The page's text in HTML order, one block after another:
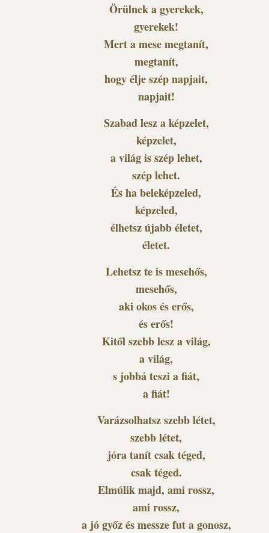
Örülnek a gyerekek,
gyerekek!
Mert a mese megtanít,
megtanít,
hogy élje szép napjait,
napjait!
Szabad lesz a képzelet,
képzelet,
a világ is szép lehet,
szép lehet.
És ha beleképzeled,
képzeled,
élhetsz újabb életet,
életet.
Lehetsz te is mesehős,
mesehős,
aki okos és erős,
és erős!
Kitől szebb lesz a világ,
a világ,
s jobbá teszi a fiát,
a fiát!
Varázsolhatsz szebb létet,
szebb létet,
jóra tanít csak téged,
csak téged.
Elmúlik majd, ami rossz,
ami rossz,
a jó győz és messze fut a gonosz,